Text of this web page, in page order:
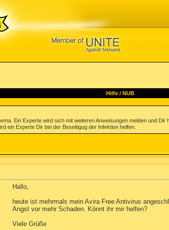
Hilfe/ NUB
Ein Experte wird sich mit weiteren Anweisungen melden und
ein Experte Dir bei der Beseitigug der Infektion helfen.
Hallo,
heute ist mehrmals mein Avira Free Antivirus
Angst vor mehr Schaden. Könnt ihr mir helfen?
Viele Grüße